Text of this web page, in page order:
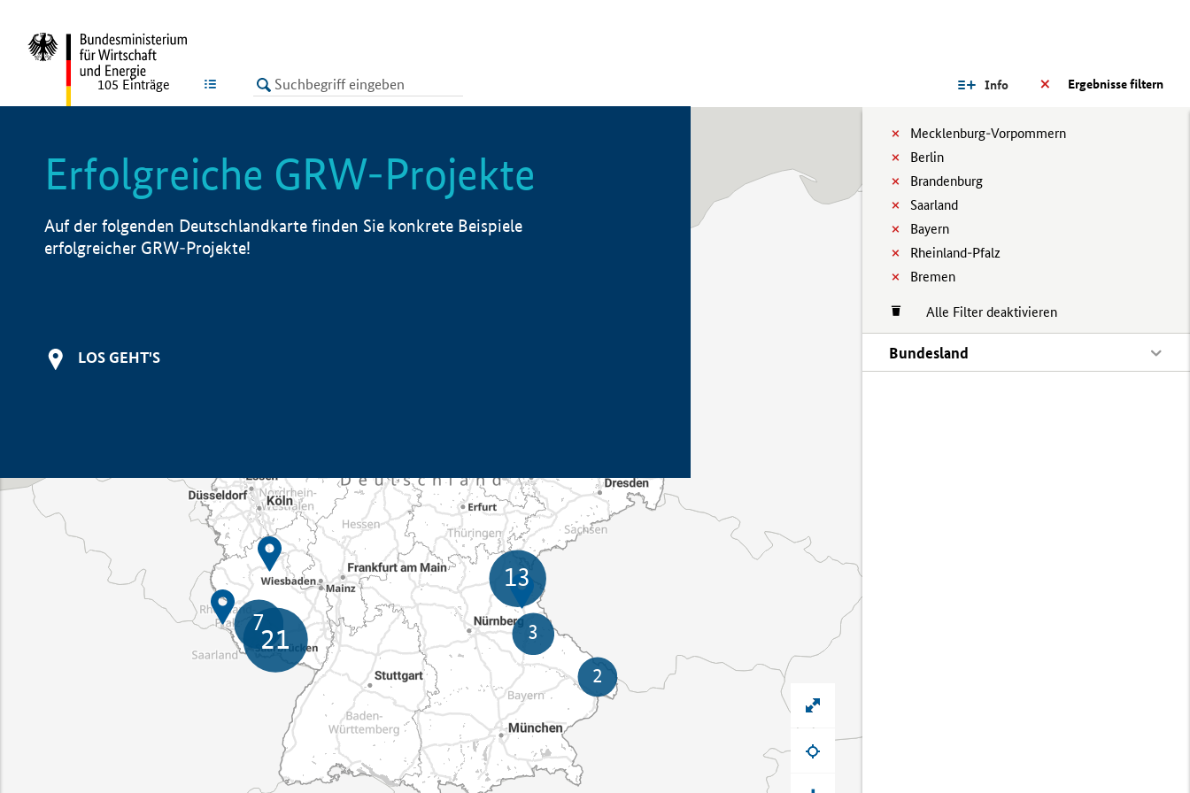
LISTE Ergebnisse filtern
Info
Mecklenburg-Vorpommern
Berlin
Brandenburg
Saarland
Bayern
Rheinland-Pfalz
Bremen
Alle Filter deaktivieren
Bundesland
105 Einträge
Erfolgreiche GRW-Projekte
Auf der folgenden Deutschlandkarte finden Sie konkrete Beispiele
erfolgreicher GRW-Projekte!
LOS GEHT'S